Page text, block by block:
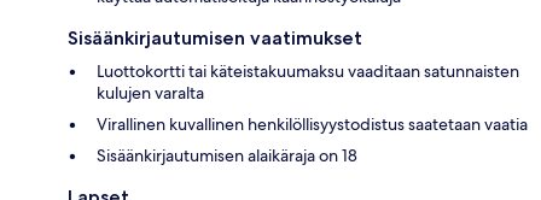
Sisäänkirjautumisen vaatimukset
Luottokortti tai käteistakuumaksu vaaditaan satunnaisten
kulujen varalta
Virallinen kuvallinen henkilöllisyystodistus saatetaan vaatia
Sisäänkirjautumisen alaikäraja on 18